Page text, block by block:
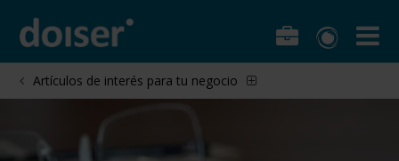
Artículos de interés para tu negocio